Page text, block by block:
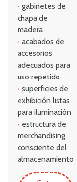
• gabinetes de
chapa de
madera
• acabados de
accesorios
adecuados para
uso repetido
• superficies de
exhibición listas
para iluminación
• estructura de
merchandising
consciente del
almacenamiento